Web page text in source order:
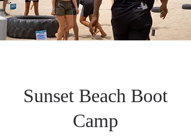
Sunset Beach Boot
Camp